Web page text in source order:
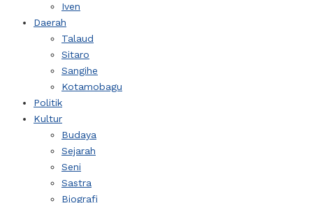
Iven
Daerah
Talaud
Sitaro
Sangihe
Kotamobagu
Politik
Kultur
Budaya
Sejarah
Seni
Sastra
Biografi